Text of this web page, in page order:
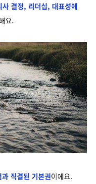
사 결정, 리더십, 대표성에
요.
직결된 기본권이에요.